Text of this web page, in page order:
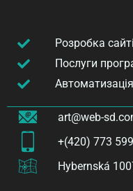
Розробка
Послуги
art@web-
+(420) 773
Hybernská